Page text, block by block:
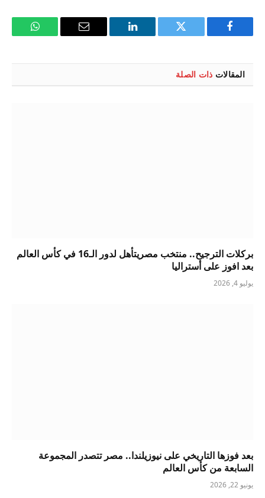
فيسبوك تويتر لينكدإن
البريد
واتساب
المقالات ذات الصلة
بركلات الترجيح.. منتخب مصريتأهل لدور الـ16 في كأس العالم
بعد افوز على أستراليا
يوليو 4, 2026
بعد فوزها التاريخي على نيوزيلندا.. مصر تتصدر المجموعة
السابعة من كأس العالم
يونيو 22, 2026